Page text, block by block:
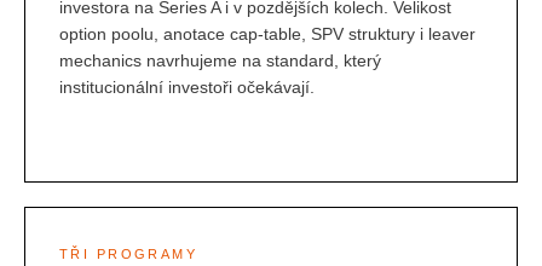
investora na Series A i v pozdějších kolech. Velikost
option poolu, anotace cap-table, SPV struktury i leaver
mechanics navrhujeme na standard, který
institucionální investoři očekávají.
TŘI PROGRAMY